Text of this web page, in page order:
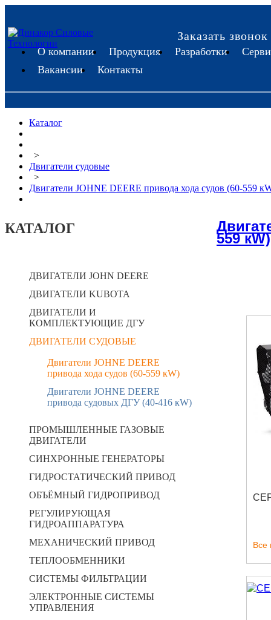
Заказать звонок
О компании Продукция Разработки
Вакансии
Контакты
Каталог
>
Двигатели судовые
>
Двигатели JOHNE DEERE привода хода судов (60-559
КАТАЛОГ
ДВИГАТЕЛИ JOHN DEERE
ДВИГАТЕЛИ KUBOTA
ДВИГАТЕЛИ И
КОМПЛЕКТУЮЩИЕ ДГУ
ДВИГАТЕЛИ СУДОВЫЕ
Двигатели JOHNE DEERE
привода хода судов (60-559 кW)
Двигатели JOHNE DEERE
привода судовых ДГУ (40-416 кW)
ПРОМЫШЛЕННЫЕ ГАЗОВЫЕ
ДВИГАТЕЛИ
СИНХРОННЫЕ ГЕНЕРАТОРЫ
ГИДРОСТАТИЧЕСКИЙ ПРИВОД
ОБЪЁМНЫЙ ГИДРОПРИВОД
РЕГУЛИРУЮЩАЯ
ГИДРОАППАРАТУРА
МЕХАНИЧЕСКИЙ ПРИВОД
ТЕПЛООБМЕННИКИ
СИСТЕМЫ ФИЛЬТРАЦИИ
ЭЛЕКТРОННЫЕ СИСТЕМЫ
УПРАВЛЕНИЯ
559 кW)
Все